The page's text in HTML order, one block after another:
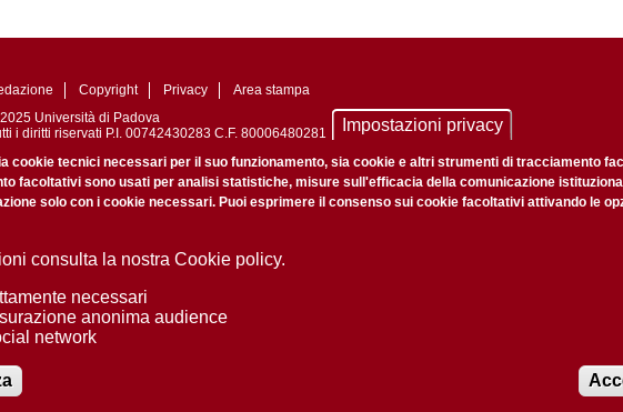
Copyright Privacy
Area stampa
Università di Padova
i diritti riservati P.I. 00742430283 C.F. 80006480281
Impostazioni privacy
cookie tecnici necessari per il suo funzionamento, sia cookie e altri strumenti di tracciamento
facoltativi sono usati per analisi statistiche, misure sull'efficacia della comunicazione
solo con i cookie necessari. Puoi esprimere il consenso sui cookie facoltativi attivando le
consulta la nostra Cookie policy.
necessari
anonima audience
network